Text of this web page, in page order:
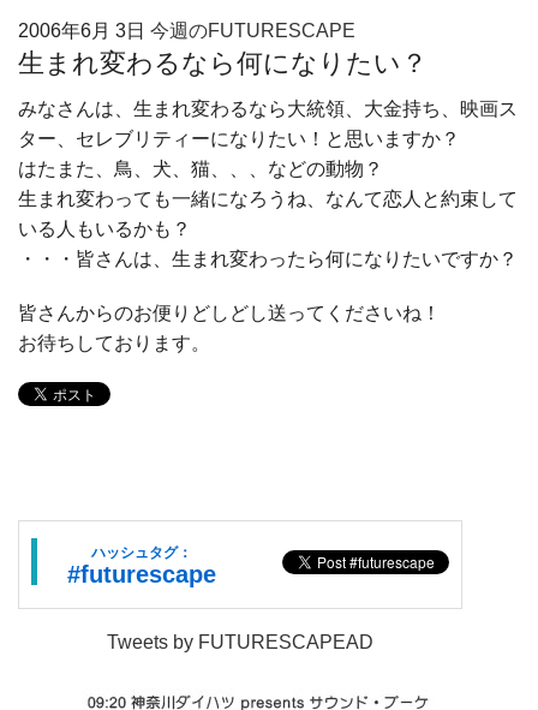
2006年6月 3日 今週のFUTURESCAPE
生まれ変わるなら何になりたい？
みなさんは、生まれ変わるなら大統領、大金持ち、映画ス
ター、セレブリティーになりたい！と思いますか？
はたまた、鳥、犬、猫、、、などの動物？
生まれ変わっても一緒になろうね、なんて恋人と約束して
いる人もいるかも？
・・・皆さんは、生まれ変わったら何になりたいですか？
皆さんからのお便りどしどし送ってくださいね！
お待ちしております。
ハッシュタグ：
#futurescape
Tweets by FUTURESCAPEAD